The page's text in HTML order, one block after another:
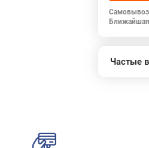
Частые